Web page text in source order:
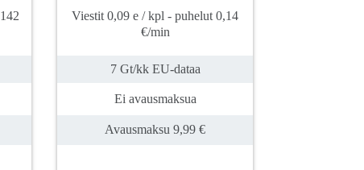
Viestit 0,09 e / kpl - puhelut 0,14
€/min
7 Gt/kk EU-dataa
Ei avausmaksua
Avausmaksu 9,99 €